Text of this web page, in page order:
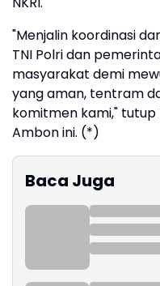
"Menjalin koordinasi
TNI Polri dan
masyarakat demi
yang aman, tentram
komitmen kami," tutup
Ambon ini. (*)
Baca Juga